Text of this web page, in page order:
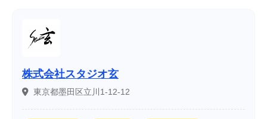
株式会社スタジオ玄
東京都墨田区立川1-12-12